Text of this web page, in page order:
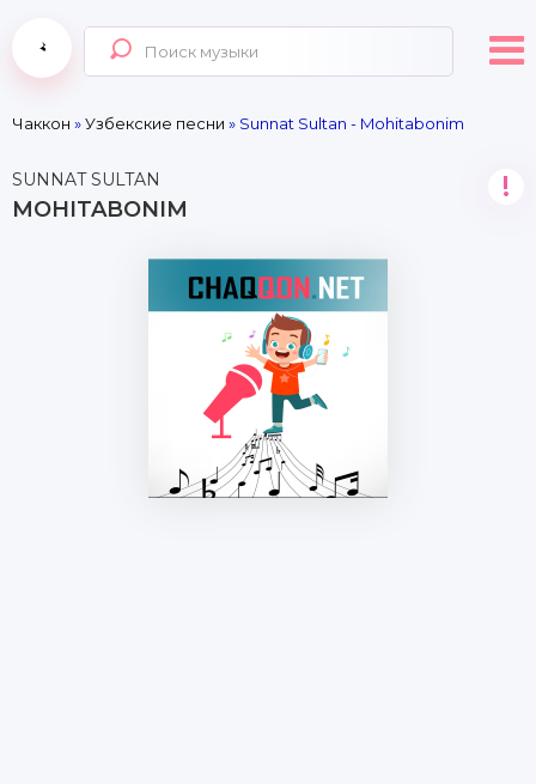
Чаккон »Узбекские песни » Sunnat Sultan - Mohitabonim
SUNNAT SULTAN
MOHITABONIM
!